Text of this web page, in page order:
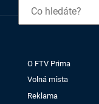
O FTV Prima
Volná místa
Reklama